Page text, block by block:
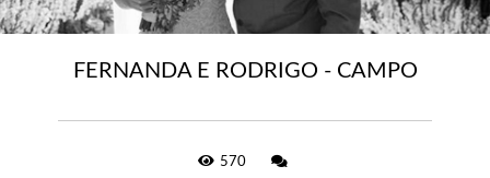
FERNANDA E RODRIGO - CAMPO
570